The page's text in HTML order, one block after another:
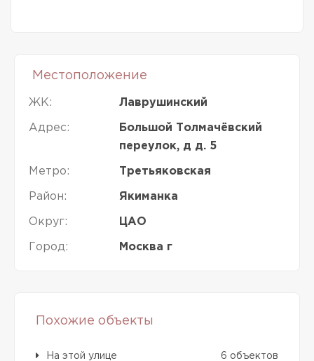
Местоположение
ЖК: Лаврушинский
Адрес:
Большой Толмачёвский
переулок, д д. 5
Метро: Третьяковская
Район: Якиманка
Округ: ЦАО
Город: Москва г
Похожие объекты
На этой улице 6 объектов